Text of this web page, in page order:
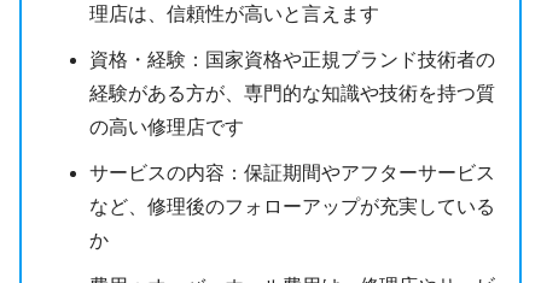
理店は、信頼性が高いと言えます
資格・経験：国家資格や正規ブランド技術者の
経験がある方が、専門的な知識や技術を持つ質
の高い修理店です
サービスの内容：保証期間やアフターサービス
など、修理後のフォローアップが充実している
か